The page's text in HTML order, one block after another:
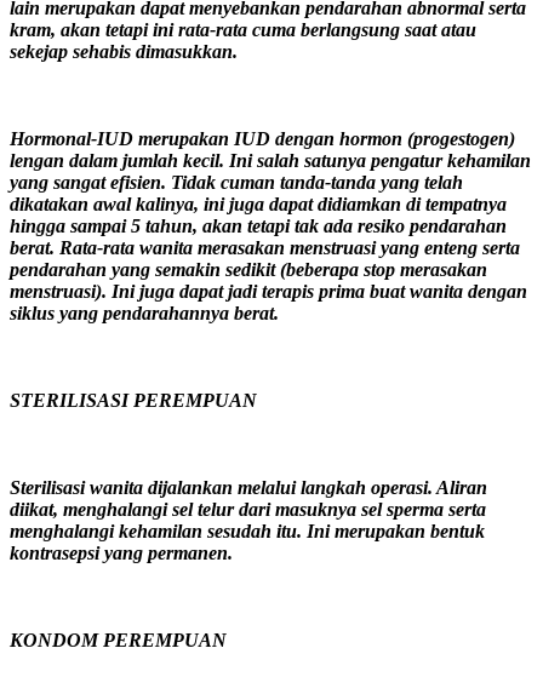
lain merupakan dapat menyebankan pendarahan abnormal serta
kram, akan tetapi ini rata-rata cuma berlangsung saat atau
sekejap sehabis dimasukkan.
Hormonal-IUD merupakan IUD dengan hormon (progestogen)
lengan dalam jumlah kecil. Ini salah satunya pengatur kehamilan
yang sangat efisien. Tidak cuman tanda-tanda yang telah
dikatakan awal kalinya, ini juga dapat didiamkan di tempatnya
hingga sampai 5 tahun, akan tetapi tak ada resiko pendarahan
berat. Rata-rata wanita merasakan menstruasi yang enteng serta
pendarahan yang semakin sedikit (beberapa stop merasakan
menstruasi). Ini juga dapat jadi terapis prima buat wanita dengan
siklus yang pendarahannya berat.
STERILISASI PEREMPUAN
Sterilisasi wanita dijalankan melalui langkah operasi. Aliran
diikat, menghalangi sel telur dari masuknya sel sperma serta
menghalangi kehamilan sesudah itu. Ini merupakan bentuk
kontrasepsi yang permanen.
KONDOM PEREMPUAN